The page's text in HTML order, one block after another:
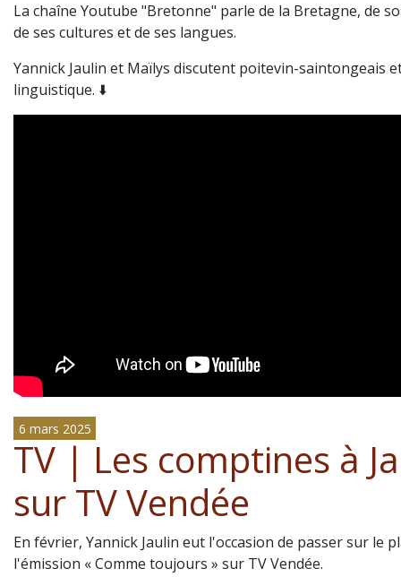
La chaîne Youtube "Bretonne" parle de la Bretagne, de
de ses cultures et de ses langues.
Yannick Jaulin et Maïlys discutent poitevin-saintongeais
linguistique. ⬇️
6 mars 2025
TV | Les comptines à
sur TV Vendée
En février, Yannick Jaulin eut l'occasion de passer sur le
l'émission « Comme toujours » sur TV Vendée.